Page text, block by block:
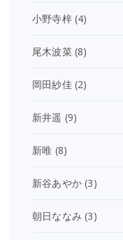
小野寺梓(4)
尾木波菜(8)
岡田紗佳(2)
新井遥 (9)
新唯 (8)
新谷あやか (3)
朝日ななみ (3)